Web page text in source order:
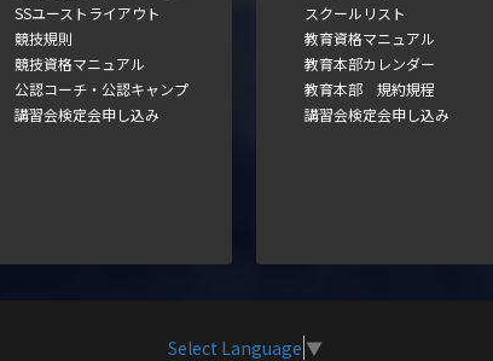
SSユーストライアウト
競技規則
競技資格マニュアル
公認コーチ・公認キャンプ
講習会検定会申し込み
スクールリスト
教育資格マニュアル
教育本部カレンダー
教育本部 規約規程
講習会検定会申し込み
Select Language ▼